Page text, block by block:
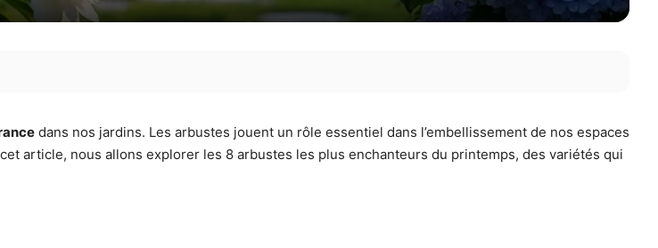
dans nos jardins. Les arbustes jouent un rôle essentiel dans l’embellissement de nos espaces
article, nous allons explorer les 8 arbustes les plus enchanteurs du printemps, des variétés qui